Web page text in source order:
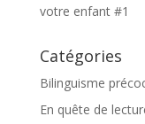
votre enfant #1
Catégories
Bilinguisme
En quête de